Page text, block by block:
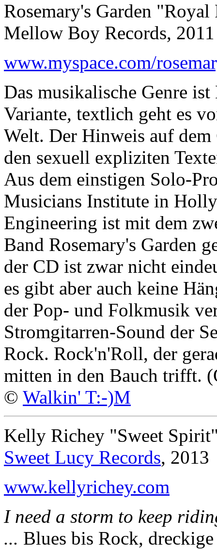
Rosemary's Garden "Royal
Mellow Boy Records, 2011
www.myspace.com/
Das musikalische Genre
Variante, textlich geht es
Welt. Der Hinweis auf
den sexuell expliziten
Aus dem einstigen Solo-
Musicians Institute in
Engineering ist mit dem
Band Rosemary's Garden
der CD ist zwar nicht
es gibt aber auch keine
der Pop- und Folkmusik
Stromgitarren-Sound der
Rock. Rock'n'Roll, der
mitten in den Bauch trifft.
© Walkin' T:-)M
Kelly Richey "Sweet
Sweet Lucy Records, 2013
www.kellyrichey.com
I need a storm to keep
... Blues bis Rock,